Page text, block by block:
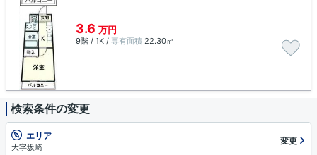
3.6 万円
9階 / 1K / 専有面積 22.30㎡
検索条件の変更
エリア
大字坂崎
変更